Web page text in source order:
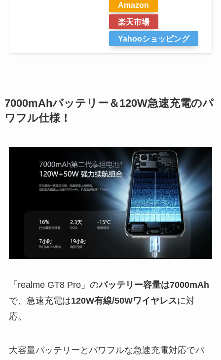
Amazon
楽天市場
Yahooショッピング
7000mAhバッテリー＆120W急速充電のパ
ワフル仕様！
「realme GT8 Pro」のバッテリー容量は7000mAh
で、急速充電は120W有線/50Wワイヤレスに対
応。
大容量バッテリーとパワフルな急速充電対応でバ